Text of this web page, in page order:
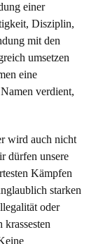
einer
Disziplin,
mit den
umsetzen
eine
verdient,
wird auch nicht
dürfen unsere
Kämpfen
starken
oder